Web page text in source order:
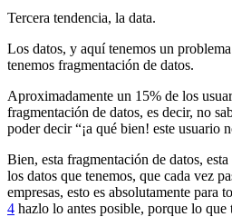
Tercera tendencia, la data.
Los datos, y aquí tenemos un
tenemos fragmentación de datos.
Aproximadamente un 15% de los
fragmentación de datos, es decir, no
poder decir “¡a qué bien! este usuario
Bien, esta fragmentación de datos,
los datos que tenemos, que cada vez
empresas, esto es absolutamente
4 hazlo lo antes posible, porque lo que